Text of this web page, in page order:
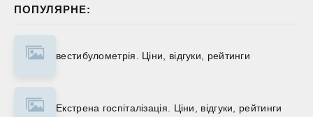
ПОПУЛЯРНЕ:
вестибулометрія. Ціни, відгуки, рейтинги
Екстрена госпіталізація. Ціни, відгуки, рейтинги